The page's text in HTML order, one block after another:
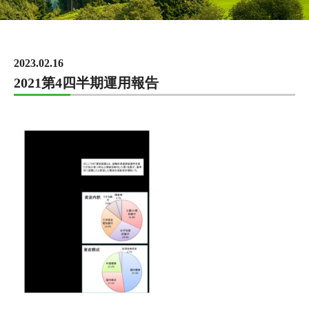
2023.02.16
2021第4四半期運用報告